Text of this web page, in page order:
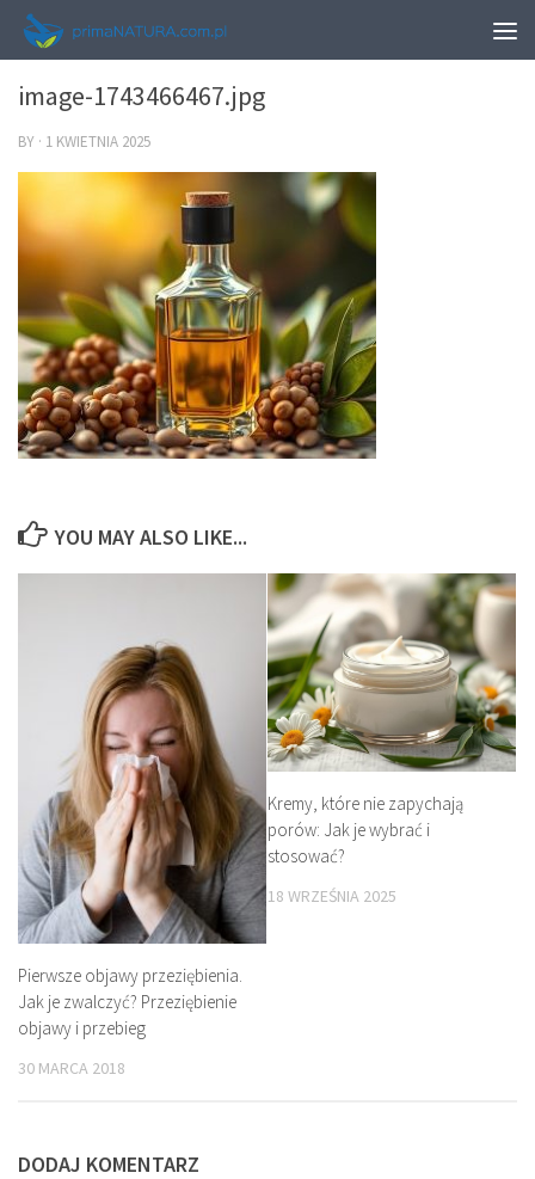
0
image-1743466467.jpg
BY · 1 KWIETNIA 2025
YOU MAY ALSO LIKE...
Pierwsze objawy przeziębienia.
Jak je zwalczyć? Przeziębienie
objawy i przebieg
30 MARCA 2018
Kremy, które nie zapychają
porów: Jak je wybrać i
stosować?
18 WRZEŚNIA 2025
DODAJ KOMENTARZ